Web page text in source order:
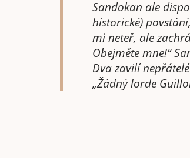
Sandokan ale
historické)
mi neteř, ale
Obejměte mne!“
Dva zavilí
„Žádný lorde